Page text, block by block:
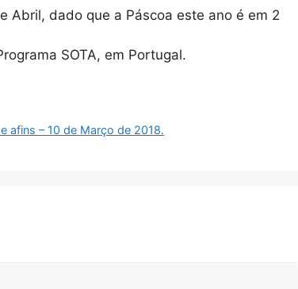
Abril, dado que a Páscoa este ano é em 2
SOTA, em Portugal.
afins – 10 de Março de 2018.